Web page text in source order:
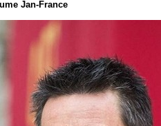
Jan-France